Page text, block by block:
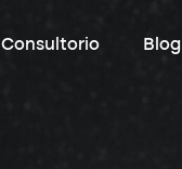
Consultorio Blog